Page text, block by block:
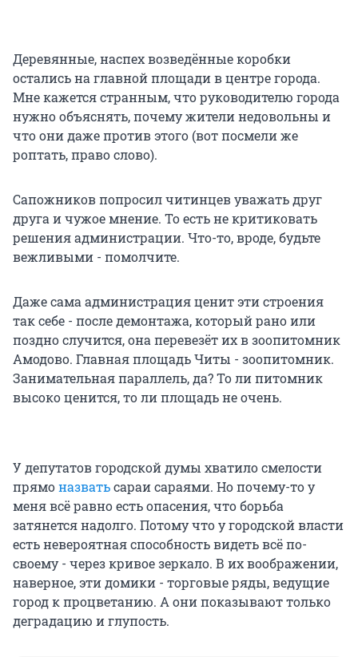
Деревянные, наспех возведённые коробки
остались на главной площади в центре города.
Мне кажется странным, что руководителю города
нужно объяснять, почему жители недовольны и
что они даже против этого (вот посмели же
роптать, право слово).
Сапожников попросил читинцев уважать друг
друга и чужое мнение. То есть не критиковать
решения администрации. Что-то, вроде, будьте
вежливыми - помолчите.
Даже сама администрация ценит эти строения
так себе - после демонтажа, который рано или
поздно случится, она перевезëт их в зоопитомник
Амодово. Главная площадь Читы - зоопитомник.
Занимательная параллель, да? То ли питомник
высоко ценится, то ли площадь не очень.
У депутатов городской думы хватило смелости
прямоназватьсараи сараями. Но почему-то у
меня всё равно есть опасения, что борьба
затянется надолго. Потому что у городской власти
есть невероятная способность видеть всё по-
своему - через кривое зеркало. В их воображении,
наверное, эти домики - торговые ряды, ведущие
город к процветанию. А они показывают только
деградацию и глупость.